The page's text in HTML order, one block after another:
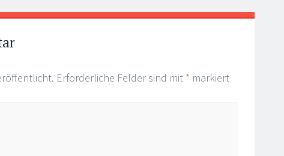
Erforderliche Felder sind mit * markiert